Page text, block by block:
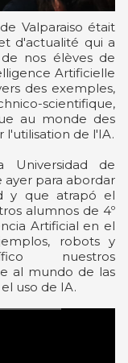
d'actualité qui a
nos élèves de
Artificielle
des exemples,
scientifique,
au monde des
l'utilisation de l'IA.
Universidad de
ayer para abordar
y que atrapó el
alumnos de 4º
Artificial en el
robots y
nuestros
al mundo de las
uso de IA.